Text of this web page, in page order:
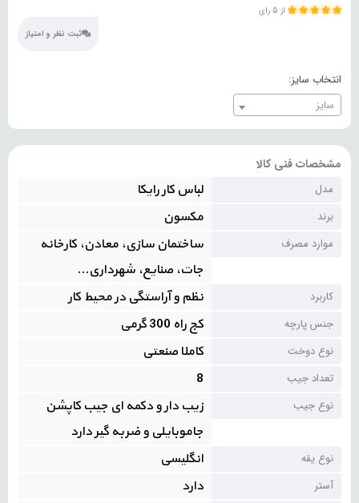
از 5 رای
ثبت نظر و امتیاز
انتخاب سایز:
سایز
مشخصات فنی کالا
مدل لباس کار رایکا
برند مکسون
موارد مصرف
ساختمان سازی، معادن، کارخانه
جات، صنایع، شهرداری...
کاربرد نظم و آراستگی در محیط کار
جنس پارچه کج راه 300 گرمی
نوع دوخت کاملا صنعتی
تعداد جیب 8
نوع جیب
زیب دار و دکمه ای جیب کاپشن
جاموبایلی و ضربه گیر دارد
نوع یقه انگلیسی
آستر دارد